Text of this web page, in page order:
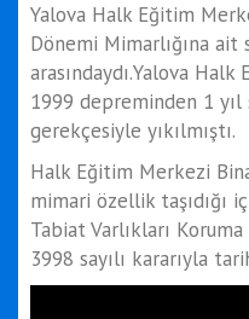
Yalova Halk Eğitim
Dönemi Mimarlığına ait
arasındaydı.Yalova
1999 depreminden 1 yıl
gerekçesiyle yıkılmıştı.
Halk Eğitim Merkezi
mimari özellik taşıdığı
Tabiat Varlıkları
3998 sayılı kararıyla